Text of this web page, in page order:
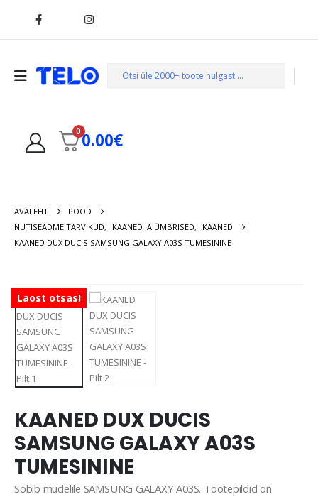
00.00€
AVALEHT
POOD
NUTISEADME TARVIKUD, KAANED JA ÜMBRISED,
KAANED
KAANED DUX DUCIS SAMSUNG GALAXY A03S TUMESININE
Laost otsas!
KAANED DUX DUCIS
SAMSUNG GALAXY A03S
TUMESININE
Sobib mudelile SAMSUNG GALAXY A03S. Tootepildid on